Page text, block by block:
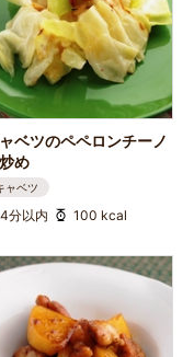
ベツのペペロンチーノ
め
ャベツ
4分以内 100 kcal